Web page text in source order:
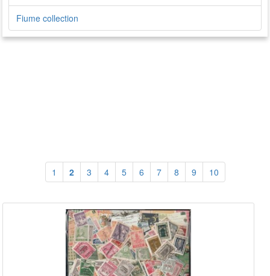
Fiume collection
1 2 3 4 5 6 7 8 9 10